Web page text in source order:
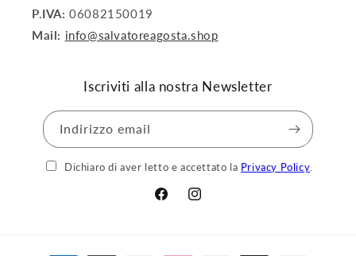
P.IVA: 06082150019
Mail: info@salvatoreagosta.shop
Iscriviti alla nostra Newsletter
Indirizzo email
Dichiaro di aver letto e accettato la Privacy Policy
FacebookInstagram